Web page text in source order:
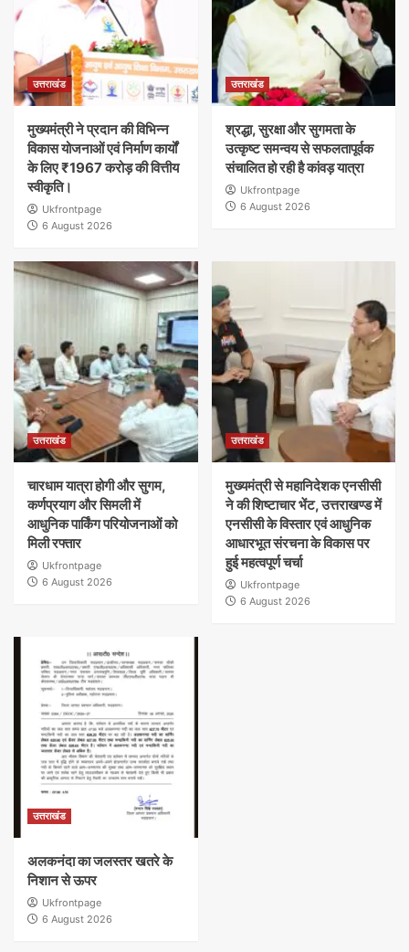
उत्तराखंड
मुख्यमंत्री ने प्रदान की विभिन्न
विकास योजनाओं एवं निर्माण कार्यों
के लिए ₹1967 करोड़ की वित्तीय
स्वीकृति।
Ukfrontpage
6 August 2026
उत्तराखंड
श्रद्धा, सुरक्षा और सुगमता के
उत्कृष्ट समन्वय से सफलतापूर्वक
संचालित हो रही है कांवड़ यात्रा
Ukfrontpage
6 August 2026
उत्तराखंड
चारधाम यात्रा होगी और सुगम,
कर्णप्रयाग और सिमली में
आधुनिक पार्किंग परियोजनाओं को
मिली रफ्तार
Ukfrontpage
6 August 2026
उत्तराखंड
मुख्यमंत्री से महानिदेशक एनसीसी
ने की शिष्टाचार भेंट, उत्तराखण्ड में
एनसीसी के विस्तार एवं आधुनिक
आधारभूत संरचना के विकास पर
हुई महत्वपूर्ण चर्चा
Ukfrontpage
6 August 2026
उत्तराखंड
अलकनंदा का जलस्तर खतरे के
निशान से ऊपर
Ukfrontpage
6 August 2026